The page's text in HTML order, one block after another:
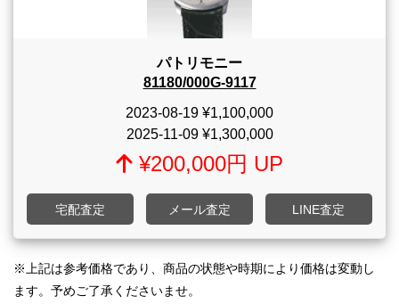
パトリモニー
81180/000G-9117
2023-08-19 ¥1,100,000
2025-11-09¥1,300,000
¥200,000円 UP
宅配査定 メール査定 LINE査定
※上記は参考価格であり、商品の状態や時期により価格は変動し
ます。予めご了承くださいませ。